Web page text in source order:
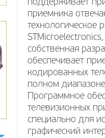
поддерживает
приемника
технологическое
собственная
обеспечивает
кодированных
полном
Программное
телевизионных
специально для
графический